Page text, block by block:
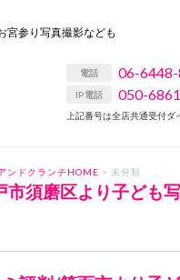
宮参り写真撮影なども
電話 06-
IP電話 050-
上記番号は全店共通受付ダ
ンドクランチHOME > 未分類
須磨区より子ども